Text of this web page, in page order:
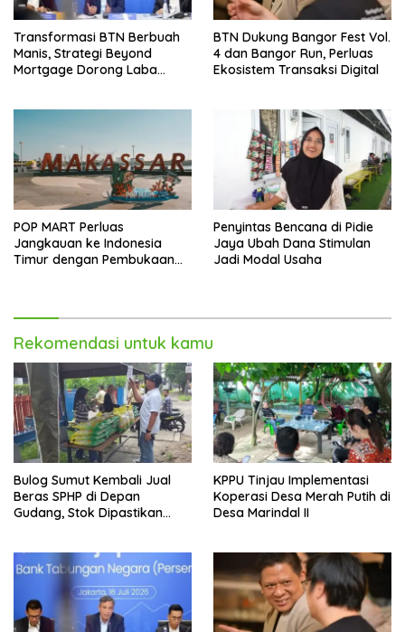
Transformasi BTN Berbuah
Manis, Strategi Beyond
Mortgage Dorong Laba
BTN Dukung Bangor Fest Vol.
4 dan Bangor Run, Perluas
Ekosistem Transaksi Digital
POP MART Perluas
Jangkauan ke Indonesia
Timur dengan Pembukaan
Penyintas Bencana di Pidie
Jaya Ubah Dana Stimulan
Jadi Modal Usaha
Rekomendasi untuk kamu
Bulog Sumut Kembali Jual
Beras SPHP di Depan
Gudang, Stok Dipastikan
KPPU Tinjau Implementasi
Koperasi Desa Merah Putih di
Desa Marindal II